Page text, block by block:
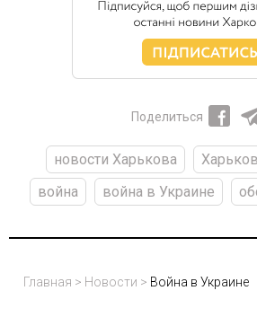
Поделиться
новости Харькова
война
война в Украине
Главная > Новости > Война в Украине